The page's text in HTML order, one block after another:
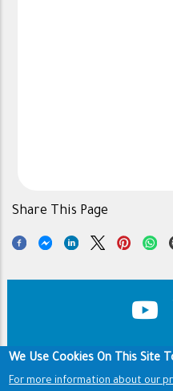
Share This Page
Footer Copyright &
We Use Cookies On This Site
For more information about our